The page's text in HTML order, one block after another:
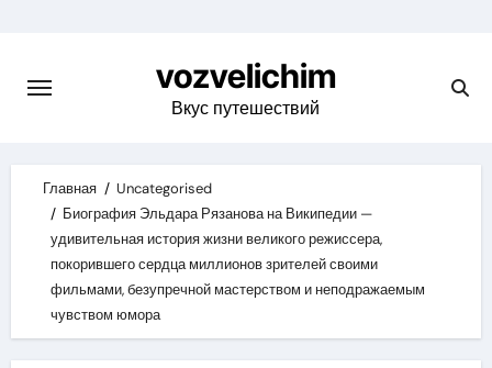
content
vozvelichim
Вкус путешествий
Главная
Uncategorised
Биография Эльдара Рязанова на Википедии —
удивительная история жизни великого режиссера,
покорившего сердца миллионов зрителей своими
фильмами, безупречной мастерством и неподражаемым
чувством юмора